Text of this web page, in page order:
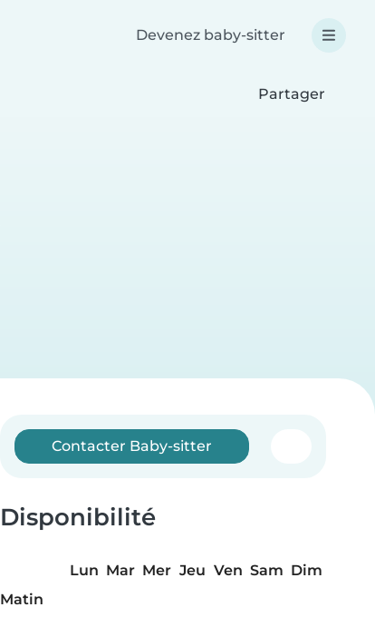
Devenez baby-sitter
Partager
Contacter Baby-sitter
Disponibilité
Lun Mar Mer Jeu Ven Sam Dim
Matin